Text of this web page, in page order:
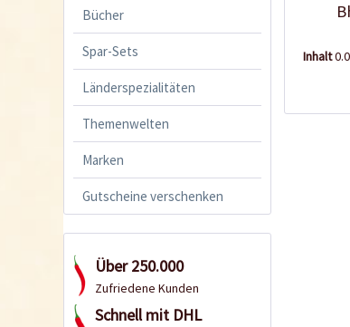
Bücher
Spar-Sets
Länderspezialitäten
Themenwelten
Marken
Gutscheine verschenken
Über 250.000
Zufriedene Kunden
Schnell mit DHL
Inhalt